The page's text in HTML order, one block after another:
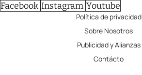
Facebook Instagram Youtube
Política de privacidad
Sobre Nosotros
Publicidad y Alianzas
Contácto